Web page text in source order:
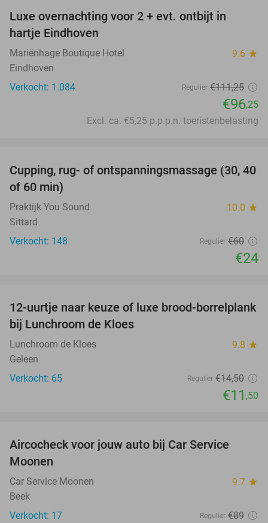
Luxe overnachting voor 2 + evt. ontbijt in
hartje Eindhoven
Mariënhage Boutique Hotel 9.6 star
Eindhoven
Verkocht: 1.084
Regulier €111,25
€96,25
Excl. ca. €5,25 p.p.p.n. toeristenbelasting
60%
Cupping, rug- of ontspanningsmassage (30, 40
of 60 min)
Praktijk You Sound 10.0 star
Sittard
Verkocht: 148
Regulier €60
€24
21%
12-uurtje naar keuze of luxe brood-borrelplank
bij Lunchroom de Kloes
Lunchroom de Kloes 9.8 star
Geleen
Verkocht: 65
Regulier €14,50
€11 ,50
Aircocheck voor jouw auto bij Car Service
Moonen
Car Service Moonen 9.7 star
Beek
Verkocht: 17
Regulier €89